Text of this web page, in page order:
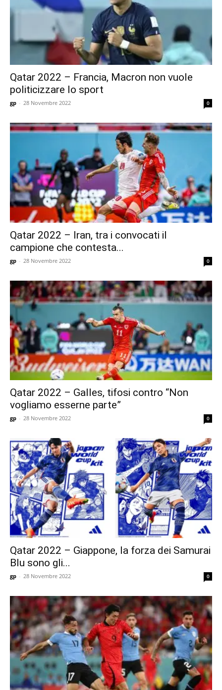
Qatar 2022 – Francia, Macron non vuole
politicizzare lo sport
gp - 28 Novembre 2022 0
Qatar 2022 – Iran, tra i convocati il
campione che contesta...
gp - 28 Novembre 2022 0
Qatar 2022 – Galles, tifosi contro “Non
vogliamo esserne parte”
gp - 28 Novembre 2022 0
Qatar 2022 – Giappone, la forza dei Samurai
Blu sono gli...
gp - 28 Novembre 2022 0